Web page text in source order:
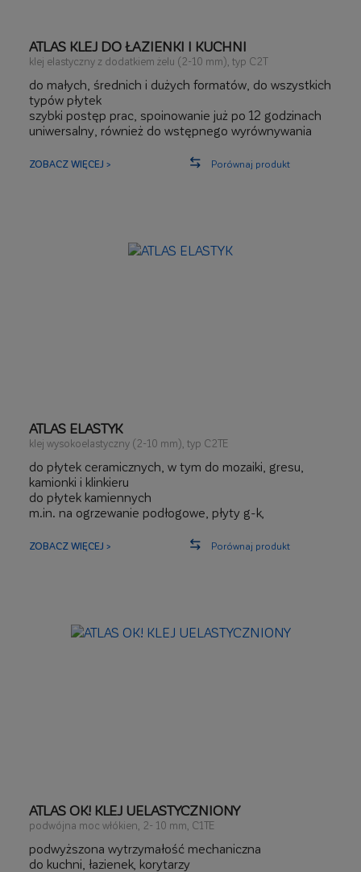
ATLAS KLEJ DO ŁAZIENKI I KUCHNI
klej elastyczny z dodatkiem żelu (2-10 mm), typ C2T
do małych, średnich i dużych formatów, do wszystkich
typów płytek
szybki postęp prac, spoinowanie już po 12 godzinach
uniwersalny, również do wstępnego wyrównywania
na ogrzewanie podłogowe i ścienne
ZOBACZ WIĘCEJ > Porównaj produkt
ATLAS ELASTYK
klej wysokoelastyczny (2-10 mm), typ C2TE
do płytek ceramicznych, w tym do mozaiki, gresu,
kamionki i klinkieru
do płytek kamiennych
m.in. na ogrzewanie podłogowe, płyty g-k,
pozwala kleić płytki od góry ściany
ZOBACZ WIĘCEJ > Porównaj produkt
ATLAS OK! KLEJ UELASTYCZNIONY
podwójna moc włókien, 2- 10 mm, C1TE
podwyższona wytrzymałość mechaniczna
do kuchni, łazienek, korytarzy